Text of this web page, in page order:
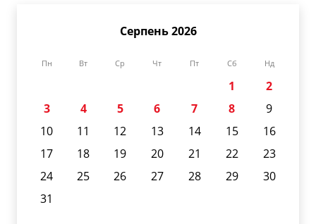
Серпень 2026
Пн Вт Ср Чт Пт Сб Нд
1
2
3
4 5 6 7 8
9
10
11 12 13 14 15
16
17
18 19 20 21 22
23
24
25 26 27 28 29
30
31